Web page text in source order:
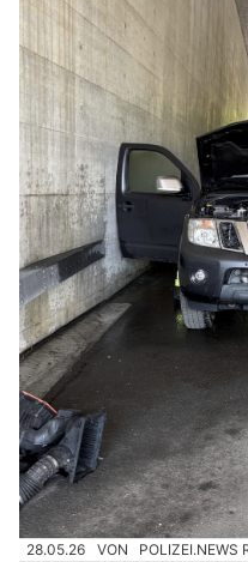
28.05.26 VON POLIZEI.NEWS